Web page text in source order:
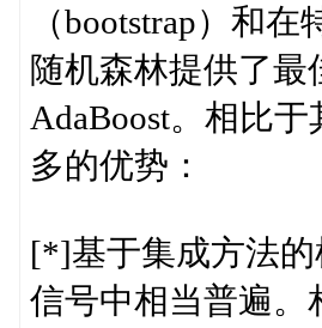
（bootstrap）和
随机森林提供了
AdaBoost。相比
多的优势：
[*]基于集成方法
信号中相当普遍。